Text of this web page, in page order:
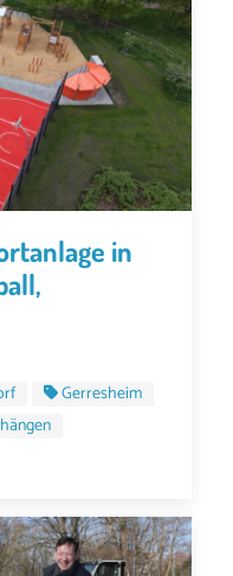
in
Gerresheim